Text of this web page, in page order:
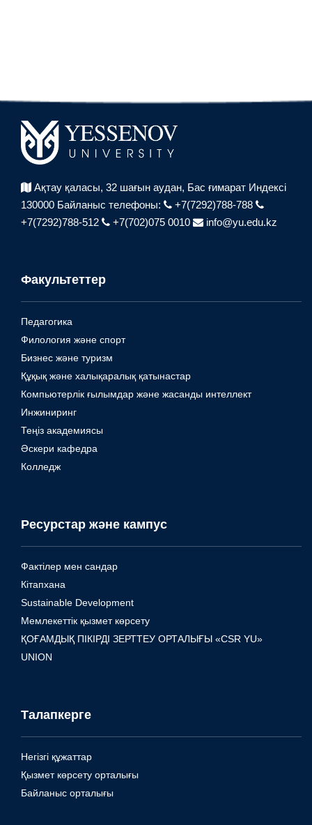
Ақтау қаласы, 32 шағын аудан, Бас ғимарат Индексі
130000 Байланыс телефоны:
+7(7292)788-788
+7(7292)788-512
+7(702)075 0010 info@yu.edu.kz
Факультеттер
Педагогика
Филология және спорт
Бизнес және туризм
Құқық және халықаралық қатынастар
Компьютерлік ғылымдар және жасанды интеллект
Инжиниринг
Теңіз академиясы
Әскери кафедра
Колледж
Ресурстар және кампус
Фактілер мен сандар
Кітапхана
Sustainable Development
Мемлекеттік қызмет көрсету
ҚОҒАМДЫҚ ПІКІРДІ ЗЕРТТЕУ ОРТАЛЫҒЫ «CSR YU»
UNION
Талапкерге
Негізгі құжаттар
Қызмет көрсету орталығы
Байланыс орталығы